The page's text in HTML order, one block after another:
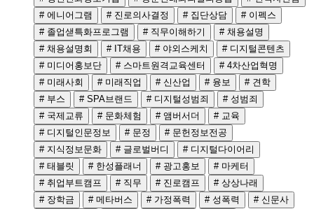
# 에니어그램
# 진로의사결정 # 집단상담
# 이펙스
# 졸업샏특화프로그램
# 직무이해하기
# 채용설명
# 채용설명회
# IT채용 # 야외스케치
# 디지털콘텐츠
# 미디어홍보단
# 스마트원격교육센터
# 4차산업혁명
# 미래사회
# 미래직업 # 신산업 # 융보
# 견학
# 부스
# SPA브랜드 # 디지털성범죄
# 성범죄
# 국제교류
# 문화체험 # 앰버서더
# 교육
# 디지털인문정보
# 문정
# 문헌정보전공
# 지식정보문화
# 글로벌버디
# 디지털다이어리
# 태블릿
# 한성플래너 # 광고홍보
# 마케터
# 취업부트캠프
# 직무 # 진로캠프
# 상상나래
# 장학금
# 메타버스 # 가정폭력 # 성폭력 # 신문사